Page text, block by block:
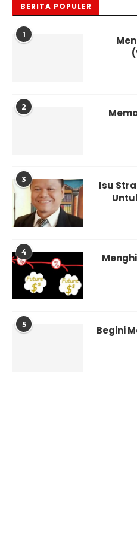
BERITA POPULER
1
2
3
Isu
4
5 Begini